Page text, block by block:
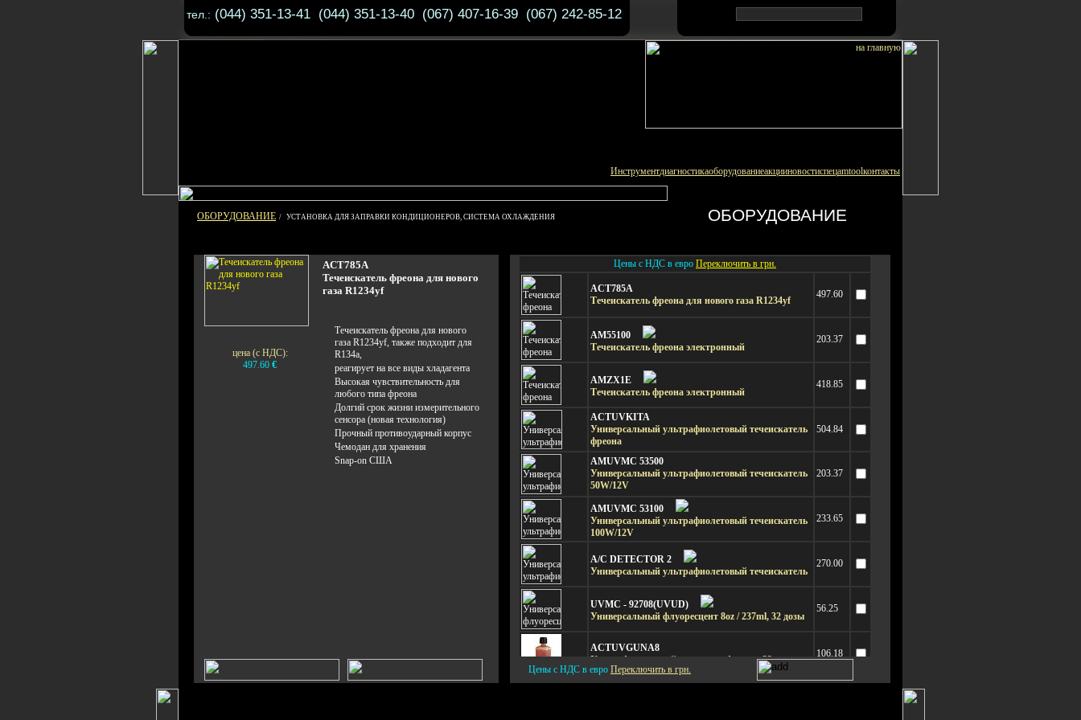
тел.: (044) 351-13-41 (044) 351-13-40 (067) 407-16-39 (067) 242-85-12
Инструментдиагностикаоборудованиеакцииновостиспецamtoolконтакты
ОБОРУДОВАНИЕ / УСТАНОВКА ДЛЯ ЗАПРАВКИ КОНДИЦИОНЕРОВ, СИСТЕМА ОХЛАЖДЕНИЯ ОБОРУДОВАНИЕ
цена (с НДС):
497.60 €
ACT785A
Течеискатель фреона для нового
газа R1234yf
Течеискатель фреона для нового
газа R1234yf, также подходит для
R134a,
реагирует на все виды хладагента
Высокая чувствительность для
любого типа фреона
Долгий срок жизни измерительного
сенсора (новая технология)
Прочный противоударный корпус
Чемодан для хранения
Snap-on США
Цены с НДС в евро Переключить в грн.
ACT785A
Течеискатель фреона для нового газа R1234yf
497.60
AM55100
Течеискатель фреона электронный
203.37
AMZX1E
Течеискатель фреона электронный
418.85
ACTUVKITA
Универсальный ультрафиолетовый течеискатель
фреона
504.84
AMUVMC 53500
Универсальный ультрафиолетовый течеискатель
50W/12V
203.37
AMUVMC 53100
Универсальный ультрафиолетовый течеискатель
100W/12V
233.65
A/C DETECTOR 2
Универсальный ультрафиолетовый течеискатель
270.00
UVMC - 92708(UVUD)
Универсальный флуоресцент 8oz / 237ml, 32 дозы
56.25
ACTUVGUNA8
Ультрафиолетовый краситель фреона, 32 порции
106.18
Цены с НДС в евро Переключить в грн.